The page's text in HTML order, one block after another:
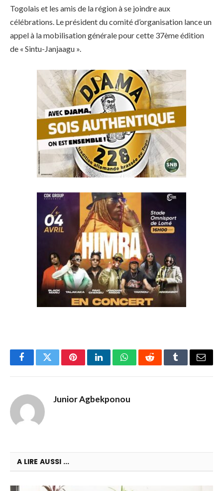
Togolais et les amis de la région à se joindre aux
célébrations. Le président du comité d’organisation lance un
appel à la mobilisation générale pour cette 37ème édition
de « Sintu-Janjaagu ».
FacebookTwitterPinterestLinkedInWhatsAppRedditTumblrEmail
Junior Agbekponou
A LIRE AUSSI ...